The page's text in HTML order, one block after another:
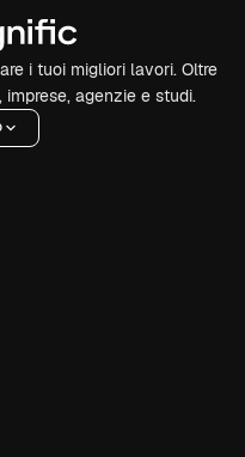
i tuoi migliori lavori. Oltre
agenzie e studi.